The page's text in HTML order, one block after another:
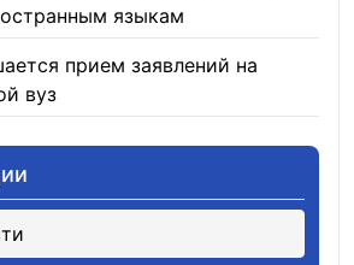
языкам
прием заявлений на
вуз